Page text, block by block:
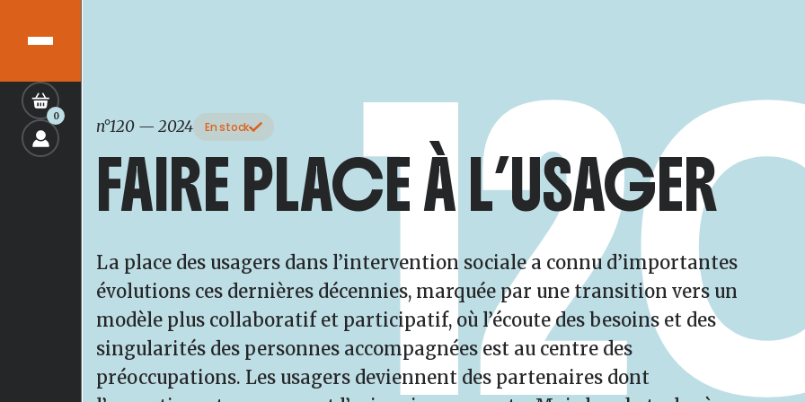
0
n°120 — 2024 En stock
FAIRE PLACE À L’USAGER
La place des usagers dans l’intervention sociale a connu d’importantes
évolutions ces dernières décennies, marquée par une transition vers un
modèle plus collaboratif et participatif, où l’écoute des besoins et des
singularités des personnes accompagnées est au centre des
préoccupations. Les usagers deviennent des partenaires dont